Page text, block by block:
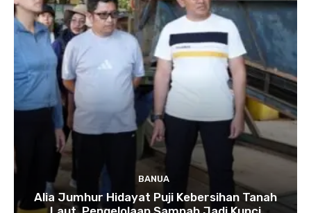
BANUA
Alia Jumhur Hidayat Puji Kebersihan Tanah